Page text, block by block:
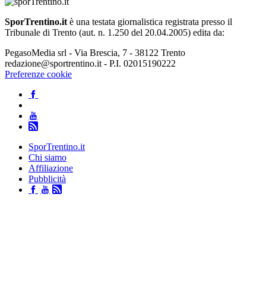
SporTrentino.it è una testata giornalistica registrata presso il
Tribunale di Trento (aut. n. 1.250 del 20.04.2005) edita da:
PegasoMedia srl - Via Brescia, 7 - 38122 Trento
redazione@sportrentino.it - P.I. 02015190222
Preferenze cookie
SporTrentino.it
Chi siamo
Affiliazione
Pubblicità